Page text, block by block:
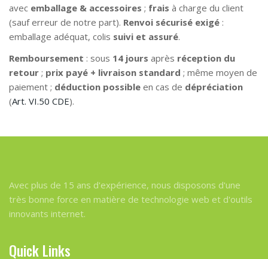
avec emballage & accessoires ; frais à charge du client
(sauf erreur de notre part). Renvoi sécurisé exigé :
emballage adéquat, colis suivi et assuré.
Remboursement : sous 14 jours après réception du
retour ; prix payé + livraison standard ; même moyen de
paiement ; déduction possible en cas de dépréciation
(Art. VI.50 CDE).
Avec plus de 15 ans d'expérience, nous disposons d'une
très bonne force en matière de technologie web et d'outils
innovants internet.
Quick Links